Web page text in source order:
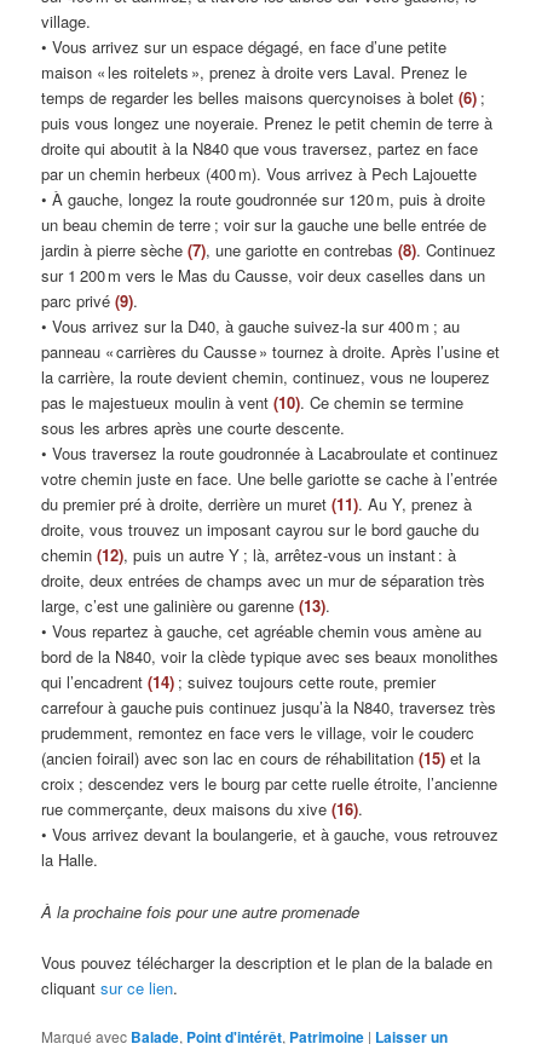
village.
• Vous arrivez sur un espace dégagé, en face d’une petite
maison « les roitelets », prenez à droite vers Laval. Prenez le
temps de regarder les belles maisons quercynoises à bolet(6) ;
puis vous longez une noyeraie. Prenez le petit chemin de terre à
droite qui aboutit à la N840 que vous traversez, partez en face
par un chemin herbeux (400 m). Vous arrivez à Pech Lajouette
• À gauche, longez la route goudronnée sur 120 m, puis à droite
un beau chemin de terre ; voir sur la gauche une belle entrée de
jardin à pierre sèche(7), une gariotte en contrebas(8). Continuez
sur 1 200 m vers le Mas du Causse, voir deux caselles dans un
parc privé(9).
• Vous arrivez sur la D40, à gauche suivez-la sur 400 m ; au
panneau « carrières du Causse » tournez à droite. Après l’usine et
la carrière, la route devient chemin, continuez, vous ne louperez
pas le majestueux moulin à vent(10). Ce chemin se termine
sous les arbres après une courte descente.
• Vous traversez la route goudronnée à Lacabroulate et continuez
votre chemin juste en face. Une belle gariotte se cache à l’entrée
du premier pré à droite, derrière un muret(11). Au Y, prenez à
droite, vous trouvez un imposant cayrou sur le bord gauche du
chemin(12), puis un autre Y ; là, arrêtez-vous un instant : à
droite, deux entrées de champs avec un mur de séparation très
large, c’est une galinière ou garenne(13).
• Vous repartez à gauche, cet agréable chemin vous amène au
bord de la N840, voir la clède typique avec ses beaux monolithes
qui l’encadrent(14) ; suivez toujours cette route, premier
carrefour à gauche puis continuez jusqu’à la N840, traversez très
prudemment, remontez en face vers le village, voir le couderc
(ancien foirail) avec son lac en cours de réhabilitation(15) et la
croix ; descendez vers le bourg par cette ruelle étroite, l’ancienne
rue commerçante, deux maisons du xive(16).
• Vous arrivez devant la boulangerie, et à gauche, vous retrouvez
la Halle.
À la prochaine fois pour une autre promenade
Vous pouvez télécharger la description et le plan de la balade en
cliquantsur ce lien.
Marqué avec Balade, Point d'intérêt, Patrimoine | Laisser un